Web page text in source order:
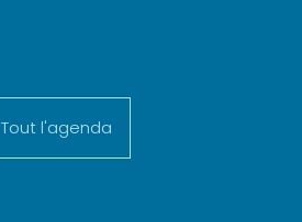
Tout l'agenda